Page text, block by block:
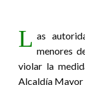
L as
menores
violar la
Alcaldía Mayor